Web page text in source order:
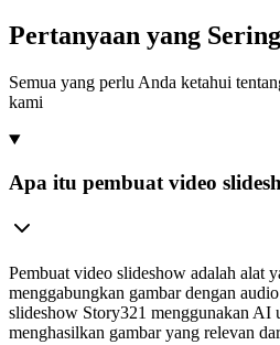
Pertanyaan yang
Semua yang perlu Anda ketahui
kami
Apa itu pembuat video
Pembuat video slideshow adalah alat
menggabungkan gambar dengan
slideshow Story321 menggunakan AI
menghasilkan gambar yang relevan